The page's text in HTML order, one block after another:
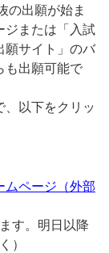
の出願が始ま
ジまたは「入試
願サイト」のバ
も出願可能で
、以下をクリッ
ムページ（外部
す。明日以降
）